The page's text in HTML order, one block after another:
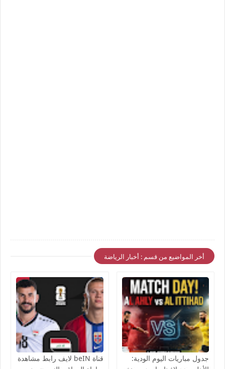
أخر المواضيع من قسم : أخبار الرياضة
جدول مباريات اليوم الودية:
قناة beIN لايف رابط مشاهدة